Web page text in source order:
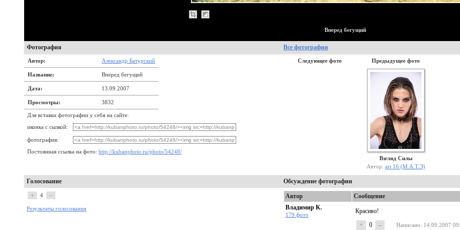
Вперед бегущий
Фотография Все фотографии
Автор: Александр Батурский
Название: Вперед бегущий
Дата: 13.09.2007
Просмотры: 3832
Для вставки фотографии у себя на сайте:
иконка с сылкой:
фотография:
Постоянная ссылка на фото: http://kubanphoto.ru/photo/54248/
Следующее фото Предыдущее фото
Взгляд Силы
Автор: art 16 (М.А.Т.Э)
Голосование Обсуждение фотографии
+ 4 –
Результаты голосования
Автор
Сообщение
Владимир К.
179 фото
Красиво!
+
0 – Написано: 14.09.2007